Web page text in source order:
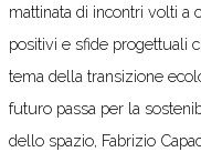
mattinata di incontri volti a
positivi e sfide progettuali
tema della transizione
futuro passa per la
dello spazio, Fabrizio